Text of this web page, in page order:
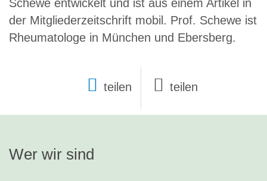
Schewe entwickelt und ist aus einem Artikel in
der Mitgliederzeitschrift mobil. Prof. Schewe ist
Rheumatologe in München und Ebersberg.
teilen
Wer wir sind